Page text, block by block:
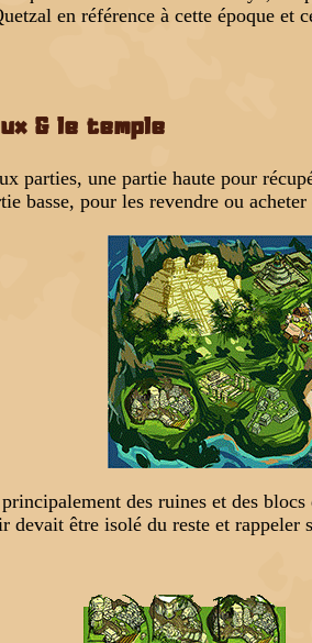
en référence à cette époque et
& le temple
parties, une partie haute pour
basse, pour les revendre ou
des ruines et des
devait être isolé du reste et